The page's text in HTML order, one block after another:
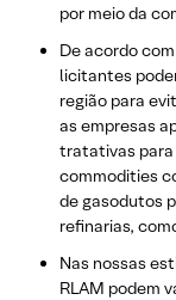
por meio da
De acordo
licitantes
região para
as empresas
tratativas para
commodities
de gasodutos
refinarias,
Nas nossas
RLAM podem